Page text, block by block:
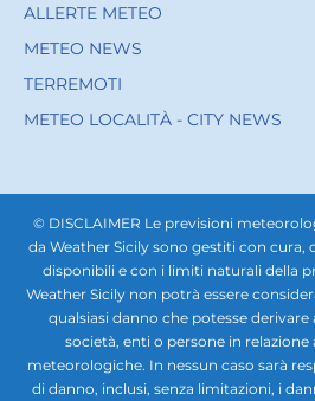
ALLERTE METEO
METEO NEWS
TERREMOTI
METEO LOCALITÀ - CITY NEWS
© DISCLAIMER Le previsioni
da Weather Sicily sono gestiti con
disponibili e con i limiti naturali della
Weather Sicily non potrà essere
qualsiasi danno che potesse
società, enti o persone in relazione
meteorologiche. In nessun caso sarà
di danno, inclusi, senza limitazioni, i